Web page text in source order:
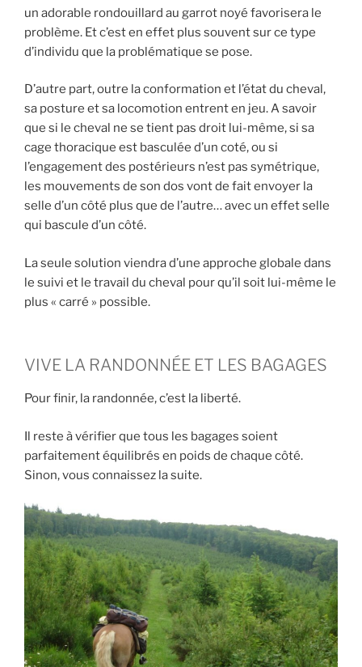
un adorable rondouillard au garrot noyé favorisera le
problème. Et c’est en effet plus souvent sur ce type
d’individu que la problématique se pose.
D’autre part, outre la conformation et l’état du cheval,
sa posture et sa locomotion entrent en jeu. A savoir
que si le cheval ne se tient pas droit lui-même, si sa
cage thoracique est basculée d’un coté, ou si
l’engagement des postérieurs n’est pas symétrique,
les mouvements de son dos vont de fait envoyer la
selle d’un côté plus que de l’autre… avec un effet selle
qui bascule d’un côté.
La seule solution viendra d’une approche globale dans
le suivi et le travail du cheval pour qu’il soit lui-même le
plus « carré » possible.
VIVE LA RANDONNÉE ET LES BAGAGES
Pour finir, la randonnée, c’est la liberté.
Il reste à vérifier que tous les bagages soient
parfaitement équilibrés en poids de chaque côté.
Sinon, vous connaissez la suite.